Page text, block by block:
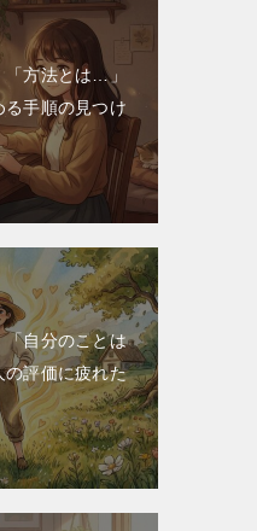
「方法とは…」
手順の見つけ
「自分のことは
の評価に疲れた